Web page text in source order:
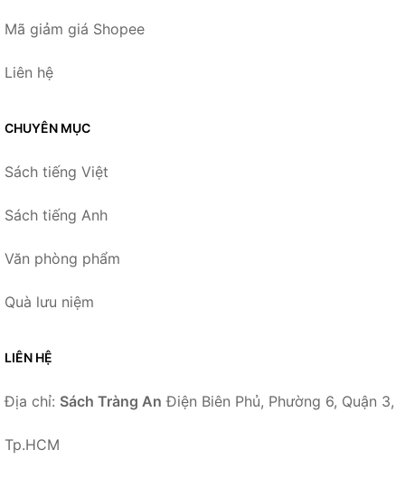
Mã giảm giá Shopee
Liên hệ
CHUYÊN MỤC
Sách tiếng Việt
Sách tiếng Anh
Văn phòng phẩm
Quà lưu niệm
LIÊN HỆ
Địa chỉ: Sách Tràng An Điện Biên Phủ, Phường 6, Quận 3,
Tp.HCM